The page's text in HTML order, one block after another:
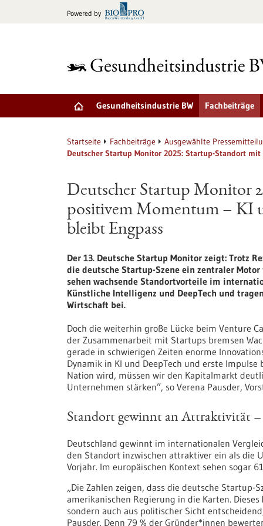
Powered by
Gesundheitsindustrie BW Fachbeiträge
Startseite Fachbeiträge
Ausgewählte
Deutscher Startup Monitor 2025: Startup-Standort
Deutscher Startup Monitor
positivem Momentum – KI
bleibt Engpass
Der 13. Deutsche Startup Monitor zeigt: Trotz
die deutsche Startup-Szene ein zentraler
sehen wachsende Standortvorteile im
Künstliche Intelligenz und DeepTech und
Wirtschaft bei.
Doch die weiterhin große Lücke beim Venture
der Zusammenarbeit mit Startups bremsen
gerade in schwierigen Zeiten enorme
Dynamik in KI und DeepTech und erste
Nation wird, müssen wir den Kapitalmarkt
Unternehmen stärken”, so Verena Pausder,
Standort gewinnt an Attraktivität
Deutschland gewinnt im internationalen
den Standort inzwischen attraktiver ein als die
Vorjahr. Im europäischen Kontext sehen sogar
„Die Zahlen zeigen, dass die deutsche Startup-
amerikanischen Regierung in die Karten.
sondern auch aus politischer Sicht
Pausder. Denn 79 % der Gründer*innen